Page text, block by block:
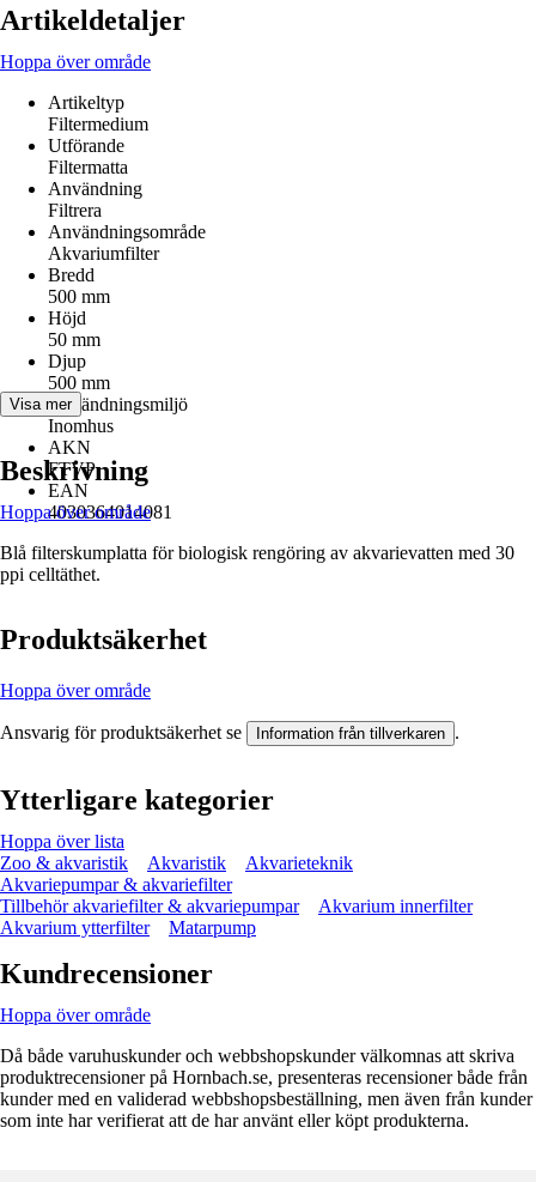
Artikeldetaljer
Hoppa över område
Artikeltyp
Filtermedium
Utförande
Filtermatta
Användning
Filtrera
Användningsområde
Akvariumfilter
Bredd
500 mm
Höjd
50 mm
Djup
500 mm
Användningsmiljö
Inomhus
AKN
FTVP
EAN
4030364014081
Visa mer
Beskrivning
Hoppa över område
Blå filterskumplatta för biologisk rengöring av akvarievatten med 30
ppi celltäthet.
Produktsäkerhet
Hoppa över område
Ansvarig för produktsäkerhet se Information från tillverkaren .
Ytterligare kategorier
Hoppa över lista
Zoo & akvaristik
Akvaristik
Akvarieteknik
Akvariepumpar & akvariefilter
Tillbehör akvariefilter & akvariepumpar
Akvarium innerfilter
Akvarium ytterfilter
Matarpump
Kundrecensioner
Hoppa över område
Då både varuhuskunder och webbshopskunder välkomnas att skriva
produktrecensioner på Hornbach.se, presenteras recensioner både från
kunder med en validerad webbshopsbeställning, men även från kunder
som inte har verifierat att de har använt eller köpt produkterna.